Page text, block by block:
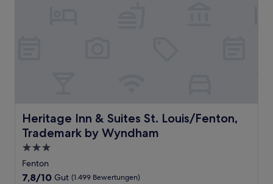
Heritage Inn & Suites St. Louis/Fenton,
Trademark by Wyndham
Heritage Inn & Suites St. Louis/Fenton, Trademark by
3.0-
Sterne-
Unterkunft
Fenton
7.8
7,8/10 Gut (1.499 Bewertungen)